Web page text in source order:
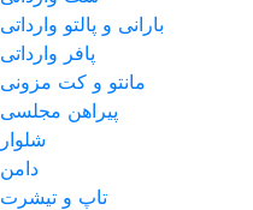
بارانی و پالتو وارداتی
پافر وارداتی
مانتو و کت مزونی
پیراهن مجلسی
شلوار
دامن
تاپ و تیشرت